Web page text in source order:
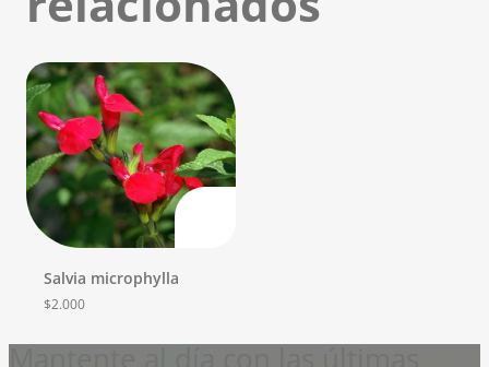
Salvia microphylla
$2.000